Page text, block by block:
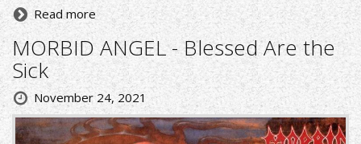
Read more
MORBID ANGEL - Blessed Are the
Sick
November 24, 2021